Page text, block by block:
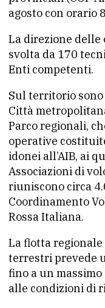
agosto con orario
La direzione delle
svolta da 170
Enti competenti.
Sul territorio
Città
Parco regionali,
operative
idonei all’AIB, ai
Associazioni di
riuniscono circa
Coordinamento
Rossa Italiana.
La flotta
terrestri prevede
fino a un
alle condizioni di